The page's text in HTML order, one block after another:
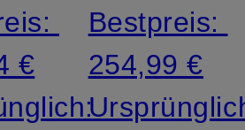
€
Bestpreis:
254,99 €